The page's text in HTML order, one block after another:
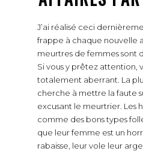
J’ai réalisé ceci
frappe à chaque nouvelle
meurtres de femmes sont
Si vous y prêtez attention,
totalement aberrant. La
cherche à mettre la faute
excusant le meurtrier. Les
comme des bons types
que leur femme est un
rabaisse, leur vole leur